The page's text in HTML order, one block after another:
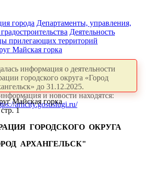
города Департаменты, управления,
Деятельность
прилегающих территорий
Майская горка
информация о деятельности
городского округа «Город
до 31.12.2025.
и новости находятся:
arhcity.gosuslugi.ru/
Майская горка
1
ГОРОДСКОГО ОКРУГА
АРХАНГЕЛЬСК"